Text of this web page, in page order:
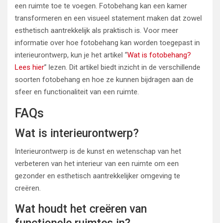
een ruimte toe te voegen. Fotobehang kan een kamer
transformeren en een visueel statement maken dat zowel
esthetisch aantrekkelijk als praktisch is. Voor meer
informatie over hoe fotobehang kan worden toegepast in
interieurontwerp, kun je het artikel “Wat is fotobehang?
Lees hier” lezen. Dit artikel biedt inzicht in de verschillende
soorten fotobehang en hoe ze kunnen bijdragen aan de
sfeer en functionaliteit van een ruimte.
FAQs
Wat is interieurontwerp?
Interieurontwerp is de kunst en wetenschap van het
verbeteren van het interieur van een ruimte om een
gezonder en esthetisch aantrekkelijker omgeving te
creëren.
Wat houdt het creëren van